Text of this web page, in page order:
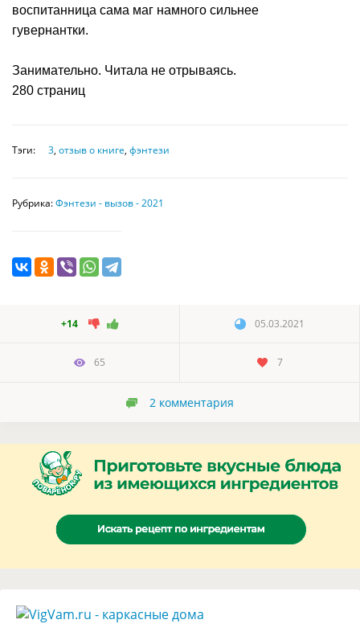
воспитанница сама маг намного сильнее
гувернантки.
Занимательно. Читала не отрываясь.
280 страниц
Тэги: 3, отзыв о книге, фэнтези
Рубрика:Фэнтези - вызов - 2021
+14 05.03.2021
65 7
2 комментария